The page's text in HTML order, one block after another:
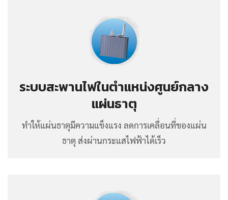
ระบบสะพานไฟในตำแหน่งศูนย์กลาง
แผ่นธาตุ
ทำให้แผ่นธาตุมีความแข็งแรง ลดการเคลื่อนที่ของแผ่น
ธาตุ ส่งผ่านกระแสไฟฟ้าได้เร็ว